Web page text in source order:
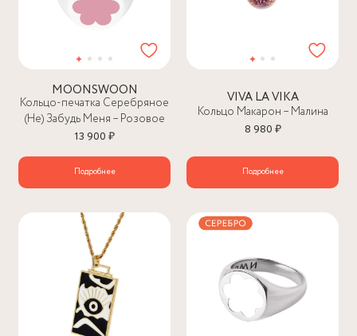
MOONSWOON
Кольцо-печатка Серебряное
(Не) Забудь Меня – Розовое
13 900 ₽
Подробнее
VIVA LA VIKA
Кольцо Макарон – Малина
8 980 ₽
Подробнее